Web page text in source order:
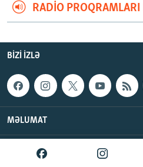
RADIO
BIZI IZLƏ
MƏLUMAT
AzadlıqRadiosu ©